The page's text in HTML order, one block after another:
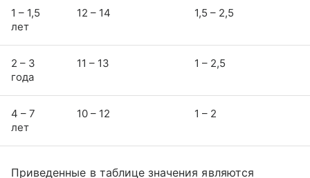
1 – 1,5
лет
12 – 14 1,5 – 2,5
2 – 3
года
11 – 13 1 – 2,5
4 – 7
лет
10 – 12 1 – 2
Приведенные в таблице значения являются